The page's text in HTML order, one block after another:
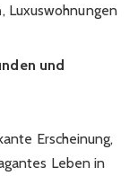
, Luxuswohnungen
und
Erscheinung,
Leben in